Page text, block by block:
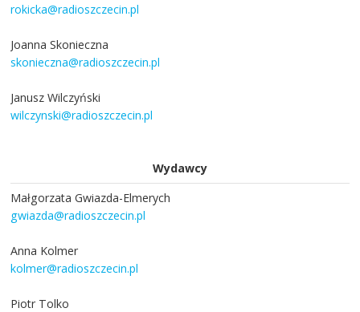
rokicka@radioszczecin.pl
Joanna Skonieczna
skonieczna@radioszczecin.pl
Janusz Wilczyński
wilczynski@radioszczecin.pl
Wydawcy
Małgorzata Gwiazda-Elmerych
gwiazda@radioszczecin.pl
Anna Kolmer
kolmer@radioszczecin.pl
Piotr Tolko